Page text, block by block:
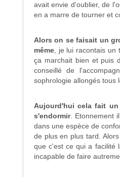
avait envie d'oublier, de
en a marre de tourner et
Alors on se faisait un
même , je lui racontais
ça marchait bien et puis
conseillé de
sophrologie allongés tous
Aujourd'hui cela fait
s'endormir. Etonnement
dans une espèce de
de plus en plus tard.
que c'est ce qui a facilité
incapable de faire